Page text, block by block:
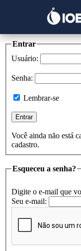
Entrar
Usuário:
Senha:
Lembrar-se
Você ainda não está
cadastro.
Esqueceu a senha?
Digite o e-mail que
Seu e-mail: